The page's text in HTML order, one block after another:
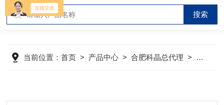
当前位置：首页 > 产品中心 >合肥科晶总代理 > 真空气